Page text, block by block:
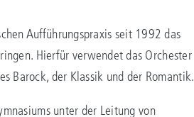
Aufführungspraxis seit 1992 das
Hierfür verwendet das Orchester
Barock, der Klassik und der Romantik.
unter der Leitung von